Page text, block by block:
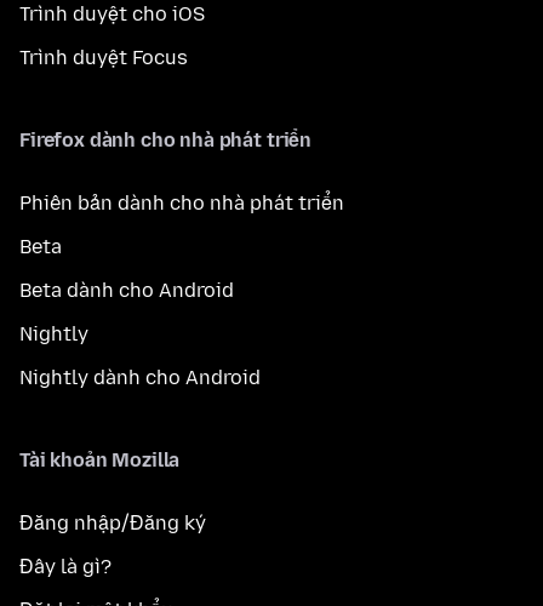
Trình duyệt cho iOS
Trình duyệt Focus
Firefox dành cho nhà phát triển
Phiên bản dành cho nhà phát triển
Beta
Beta dành cho Android
Nightly
Nightly dành cho Android
Tài khoản Mozilla
Đăng nhập/Đăng ký
Đây là gì?